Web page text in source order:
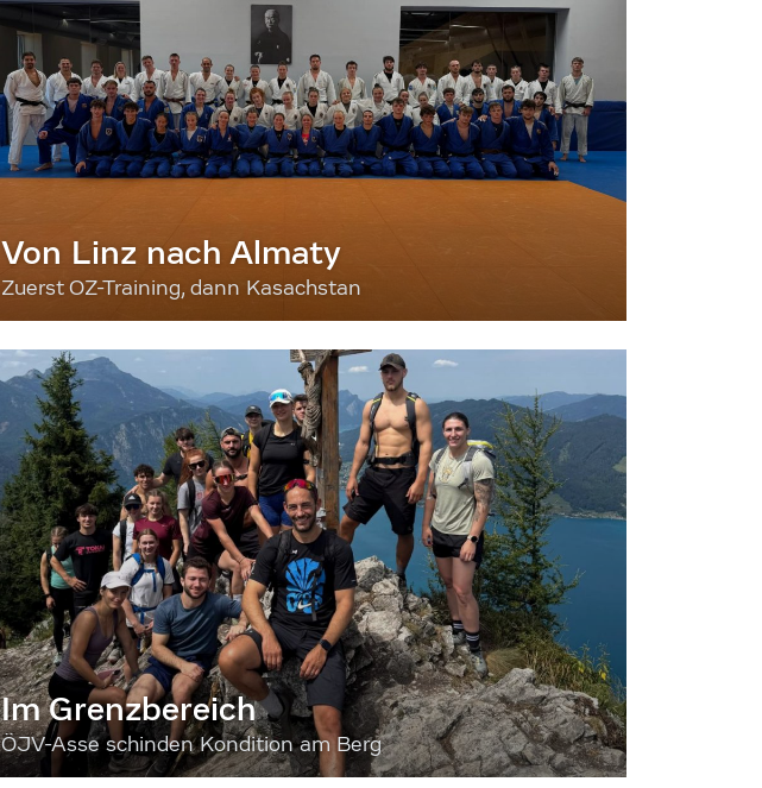
Von Linz nach Almaty
Zuerst OZ-Training, dann Kasachstan
Im Grenzbereich
ÖJV-Asse schinden Kondition am Berg